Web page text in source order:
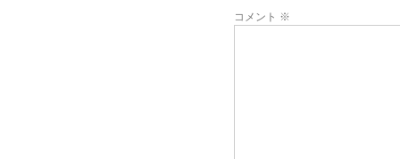
コメント ※